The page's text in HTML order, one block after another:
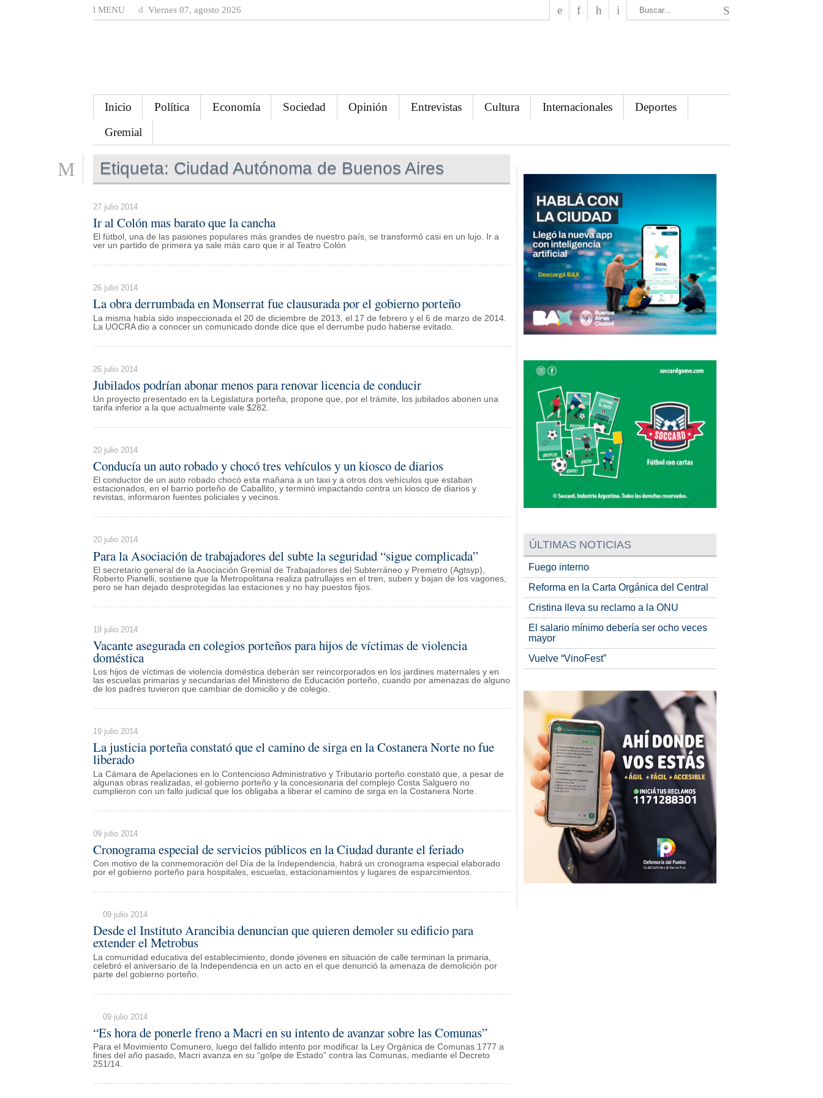
MENU Viernes 07, agosto 2026
Inicio Política Economía Sociedad Opinión Entrevistas Cultura Internacionales
Deportes
Gremial
Etiqueta: Ciudad Autónoma de Buenos Aires
27 julio 2014
Ir al Colón mas barato que la cancha
El fútbol, una de las pasiones populares más grandes de nuestro país, se transformó casi en un lujo. Ir a
ver un partido de primera ya sale más caro que ir al Teatro Colón
26 julio 2014
La obra derrumbada en Monserrat fue clausurada por el gobierno porteño
La misma había sido inspeccionada el 20 de diciembre de 2013, el 17 de febrero y el 6 de marzo de 2014.
La UOCRA dio a conocer un comunicado donde dice que el derrumbe pudo haberse evitado.
26 julio 2014
Jubilados podrían abonar menos para renovar licencia de conducir
Un proyecto presentado en la Legislatura porteña, propone que, por el trámite, los jubilados abonen una
tarifa inferior a la que actualmente vale $282.
20 julio 2014
Conducía un auto robado y chocó tres vehículos y un kiosco de diarios
El conductor de un auto robado chocó esta mañana a un taxi y a otros dos vehículos que estaban
estacionados, en el barrio porteño de Caballito, y terminó impactando contra un kiosco de diarios y
revistas, informaron fuentes policiales y vecinos.
20 julio 2014
Para la Asociación de trabajadores del subte la seguridad “sigue complicada”
El secretario general de la Asociación Gremial de Trabajadores del Subterráneo y Premetro (Agtsyp),
Roberto Pianelli, sostiene que la Metropolitana realiza patrullajes en el tren, suben y bajan de los vagones,
pero se han dejado desprotegidas las estaciones y no hay puestos fijos.
19 julio 2014
Vacante asegurada en colegios porteños para hijos de víctimas de violencia
doméstica
Los hijos de víctimas de violencia doméstica deberán ser reincorporados en los jardines maternales y en
las escuelas primarias y secundarias del Ministerio de Educación porteño, cuando por amenazas de alguno
de los padres tuvieron que cambiar de domicilio y de colegio.
19 julio 2014
La justicia porteña constató que el camino de sirga en la Costanera Norte no fue
liberado
La Cámara de Apelaciones en lo Contencioso Administrativo y Tributario porteño constató que, a pesar de
algunas obras realizadas, el gobierno porteño y la concesionaria del complejo Costa Salguero no
cumplieron con un fallo judicial que los obligaba a liberar el camino de sirga en la Costanera Norte.
09 julio 2014
Cronograma especial de servicios públicos en la Ciudad durante el feriado
Con motivo de la conmemoración del Día de la Independencia, habrá un cronograma especial elaborado
por el gobierno porteño para hospitales, escuelas, estacionamientos y lugares de esparcimientos.
09 julio 2014
Desde el Instituto Arancibia denuncian que quieren demoler su edificio para
extender el Metrobus
La comunidad educativa del establecimiento, donde jóvenes en situación de calle terminan la primaria,
celebró el aniversario de la Independencia en un acto en el que denunció la amenaza de demolición por
parte del gobierno porteño.
09 julio 2014
“Es hora de ponerle freno a Macri en su intento de avanzar sobre las Comunas”
Para el Movimiento Comunero, luego del fallido intento por modificar la Ley Orgánica de Comunas 1777 a
fines del año pasado, Macri avanza en su “golpe de Estado” contra las Comunas, mediante el Decreto
251/14.
ÚLTIMAS NOTICIAS
Fuego interno
Reforma en la Carta Orgánica del Central
Cristina lleva su reclamo a la ONU
El salario mínimo debería ser ocho veces
mayor
Vuelve “VinoFest”